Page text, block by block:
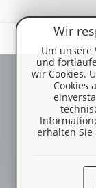
Wir
Um unsere
und
wir Cookies.
Cookies
erhalten
Das
26.10.2016
Canicross,
und
Zeitschrift
Ein
hilft bei
21.08.2013
Daniel
Tierheimen